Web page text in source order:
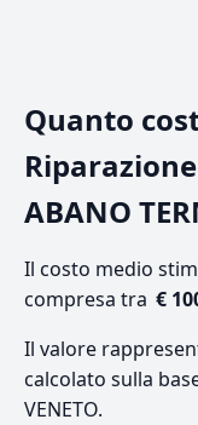
Quanto
ABANO
Il costo medio
compresa tra €
Il valore
calcolato sulla
VENETO.